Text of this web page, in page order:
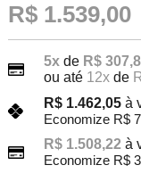
R$ 1.539,00
5xde R$
ou até 12xde
R$ 1.462,05 à
Economize R$
R$ 1.508,22 à
Economize R$